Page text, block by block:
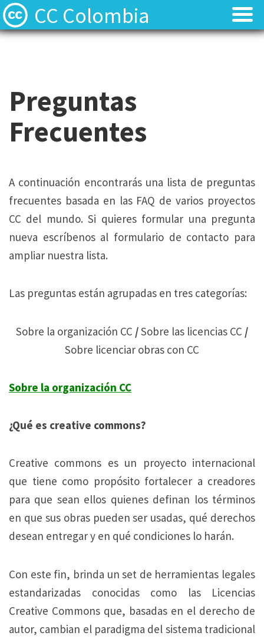
CC Colombia
Acerca de
Contacto
Acerca de
Contacto
Preguntas
Frecuentes
A continuación encontrarás una lista de preguntas
frecuentes basada en las FAQ de varios proyectos
CC del mundo. Si quieres formular una pregunta
nueva escríbenos al formulario de contacto para
ampliar nuestra lista.
Las preguntas están agrupadas en tres categorías:
Sobre la organización CC /Sobre las licencias CC /
Sobre licenciar obras con CC
Sobre la organización CC
¿Qué es creative commons?
Creative commons es un proyecto internacional
que tiene como propósito fortalecer a creadores
para que sean ellos quienes definan los términos
en que sus obras pueden ser usadas, qué derechos
desean entregar y en qué condiciones lo harán.
Con este fin, brinda un set de herramientas legales
estandarizadas conocidas como las Licencias
Creative Commons que, basadas en el derecho de
autor, cambian el paradigma del sistema tradicional